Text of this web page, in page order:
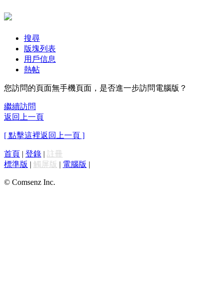
搜尋
版塊列表
用戶信息
熱帖
您訪問的頁面無手機頁面，是否進一步訪問電腦版？
繼續訪問
返回上一頁
[ 點擊這裡返回上一頁 ]
首頁 | 登錄 | 註冊
標準版 | 觸屏版 | 電腦版 |
© Comsenz Inc.